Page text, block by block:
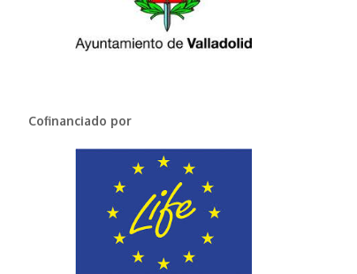
Cofinanciado por